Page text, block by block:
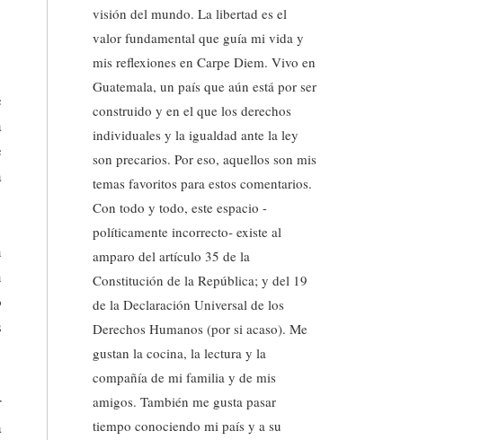
visión del mundo. La libertad es el
valor fundamental que guía mi vida y
mis reflexiones en Carpe Diem. Vivo en
Guatemala, un país que aún está por ser
construido y en el que los derechos
individuales y la igualdad ante la ley
son precarios. Por eso, aquellos son mis
temas favoritos para estos comentarios.
Con todo y todo, este espacio -
políticamente incorrecto- existe al
amparo del artículo 35 de la
Constitución de la República; y del 19
de la Declaración Universal de los
Derechos Humanos (por si acaso). Me
gustan la cocina, la lectura y la
compañía de mi familia y de mis
amigos. También me gusta pasar
tiempo conociendo mi país y a su